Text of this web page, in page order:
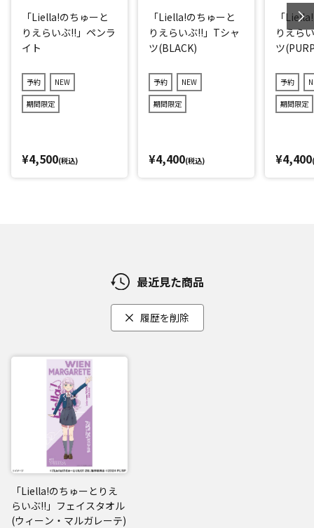
「Liella!のちゅーと
りえらいぶ!!」ペンラ
イト
予約 NEW
期間限定
¥4,500(税込)
「Liella!のちゅーと
りえらいぶ!!」Tシャ
ツ(BLACK)
予約 NEW
期間限定
¥4,400(税込)
「
りえら
ツ
予約
期間限定
¥4,400
最近見た商品
履歴を削除
「Liella!のちゅーとりえ
らいぶ!!」フェイスタオル
(ウィーン・マルガレーテ)